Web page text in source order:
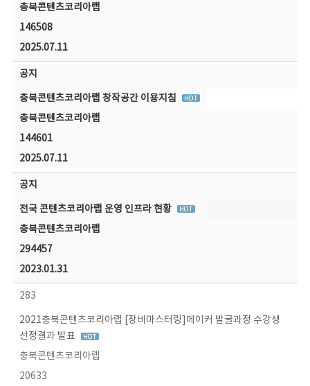
충북콘텐츠코리아랩
146508
2025.07.11
공지
충북콘텐츠코리아랩 창작공간 이용지침
충북콘텐츠코리아랩
144601
2025.07.11
공지
전국 콘텐츠코리아랩 운영 인프라 현황
충북콘텐츠코리아랩
294457
2023.01.31
283
2021충북콘텐츠코리아랩 [장비마스터링]메이커 발굴과정 수강생
선정결과 발표
충북콘텐츠코리아랩
20633